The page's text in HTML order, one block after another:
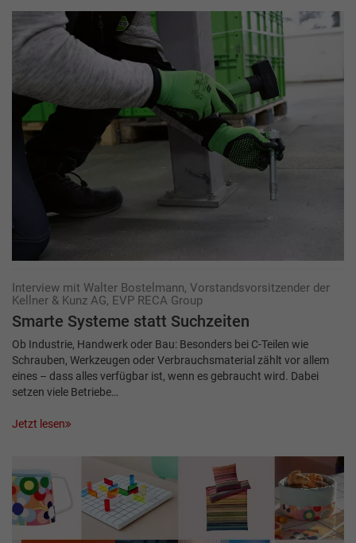
Interview mit Walter Bostelmann, Vorstandsvorsitzender der
Kellner & Kunz AG, EVP RECA Group
Smarte Systeme statt Suchzeiten
Ob Industrie, Handwerk oder Bau: Besonders bei C-Teilen wie
Schrauben, Werkzeugen oder Verbrauchsmaterial zählt vor allem
eines – dass alles verfügbar ist, wenn es gebraucht wird. Dabei
setzen viele Betriebe…
Jetzt lesen